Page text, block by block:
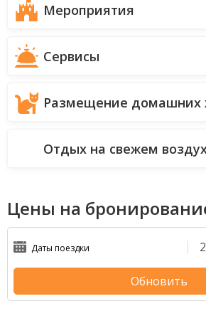
Мероприятия
Сервисы
Размещение домашних
Отдых на свежем
Цены на
Обновить